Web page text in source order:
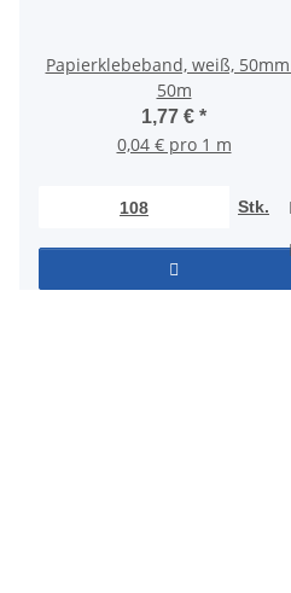
Papierklebeband, weiß,
50m
1,77 € *
0,04 € pro 1 m
Stk.